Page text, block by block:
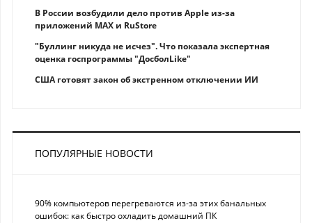
В России возбудили дело против Apple из-за
приложений MAX и RuStore
"Буллинг никуда не исчез". Что показала экспертная
оценка госпрограммы "ДосболLike"
США готовят закон об экстренном отключении ИИ
ПОПУЛЯРНЫЕ НОВОСТИ
90% компьютеров перегреваются из-за этих банальных
ошибок: как быстро охладить домашний ПК